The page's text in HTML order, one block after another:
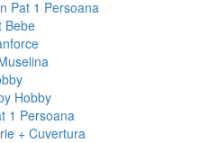
Pat 1 Persoana
Bebe
Hobby
1 Persoana
+ Cuvertura